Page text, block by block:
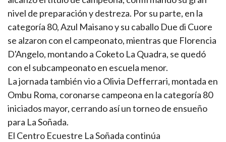
nivel de preparación y destreza. Por su parte, en la
categoría 80, Azul Maisano y su caballo Due di Cuore
se alzaron con el campeonato, mientras que Florencia
D'Angelo, montando a Coketo La Quadra, se quedó
con el subcampeonato en escuela menor.
La jornada también vio a Olivia Defferrari, montada en
Ombu Roma, coronarse campeona en la categoría 80
iniciados mayor, cerrando así un torneo de ensueño
para La Soñada.
El Centro Ecuestre La Soñada continúa